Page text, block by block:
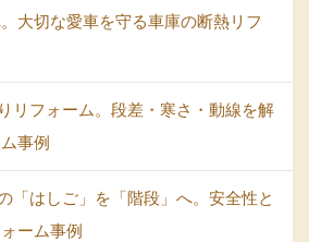
大切な愛車を守る車庫の断熱リフ
リフォーム。段差・寒さ・動線を解
事例
「はしご」を「階段」へ。安全性と
ーム事例